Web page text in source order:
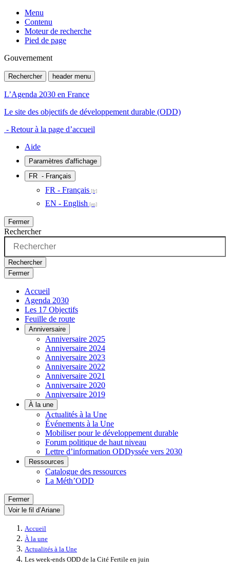
Menu
Contenu
Moteur de recherche
Pied de page
Gouvernement
Rechercher header menu
L’Agenda 2030 en France
Le site des objectifs de développement durable (ODD)
- Retour à la page d’accueil
Aide
Paramètres d'affichage
FR - Français
FR - Français
EN - English
Fermer
Rechercher
Rechercher
Fermer
Accueil
Agenda 2030
Les 17 Objectifs
Feuille de route
Anniversaire
Anniversaire 2025
Anniversaire 2024
Anniversaire 2023
Anniversaire 2022
Anniversaire 2021
Anniversaire 2020
Anniversaire 2019
À la une
Actualités à la Une
Événements à la Une
Mobiliser pour le développement durable
Forum politique de haut niveau
Lettre d’information ODDyssée vers 2030
Ressources
Catalogue des ressources
La Méth’ODD
Fermer
Voir le fil d’Ariane
Accueil
À la une
Actualités à la Une
Les week-ends ODD de la Cité Fertile en juin